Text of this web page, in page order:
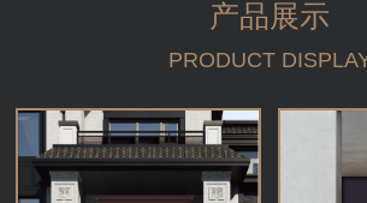
产品展示
PRODUCT